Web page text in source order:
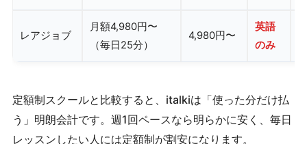
レアジョブ
月額4,980円〜
（毎日25分）
4,980円〜
英語
のみ
定額制スクールと比較すると、italkiは「使った分だけ払
う」明朗会計です。週1回ペースなら明らかに安く、毎日
レッスンしたい人には定額制が割安になります。